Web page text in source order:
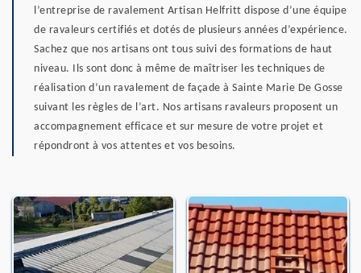
l’entreprise de ravalement Artisan Helfritt dispose d’une équipe
de ravaleurs certifiés et dotés de plusieurs années d’expérience.
Sachez que nos artisans ont tous suivi des formations de haut
niveau. Ils sont donc à même de maîtriser les techniques de
réalisation d’un ravalement de façade à Sainte Marie De Gosse
suivant les règles de l’art. Nos artisans ravaleurs proposent un
accompagnement efficace et sur mesure de votre projet et
répondront à vos attentes et vos besoins.